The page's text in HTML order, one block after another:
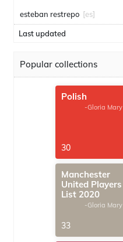
esteban restrepo [es]
Last updated
Popular collections
Polish
-Gloria Mary
30
Manchester
United Players
List 2020
-Gloria Mary
33